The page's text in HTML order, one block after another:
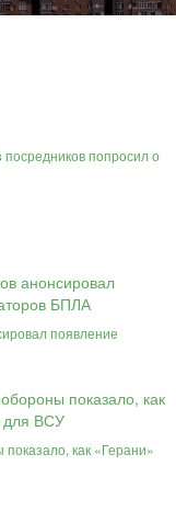
посредников попросил о
появление
как «Герани»